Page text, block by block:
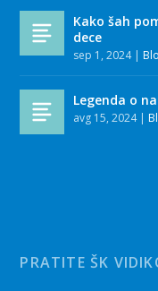
Kako šah
dece
sep 1, 2024|
Legenda o
avg 15, 2024|
PRATITE ŠK